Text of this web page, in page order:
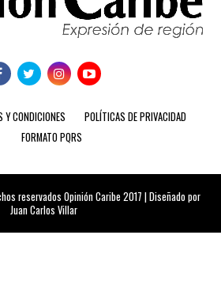
Y CONDICIONES
POLÍTICAS DE PRIVACIDAD
FORMATO PQRS
reservados Opinión Caribe 2017 | Diseñado por
Juan Carlos Villar